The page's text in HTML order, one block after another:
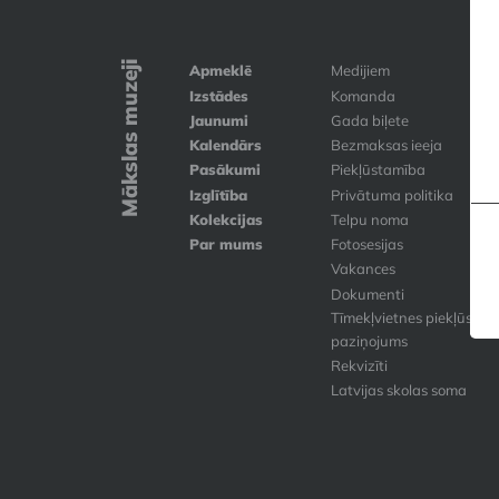
Mākslas muzeji
Apmeklē
Izstādes
Jaunumi
Kalendārs
Pasākumi
Izglītība
Kolekcijas
Par mums
Medijiem
Komanda
Gada biļete
Bezmaksas ieeja
Piekļūstamība
Privātuma politika
Telpu noma
Fotosesijas
Vakances
Dokumenti
Tīmekļvietnes
paziņojums
Rekvizīti
Latvijas skolas soma